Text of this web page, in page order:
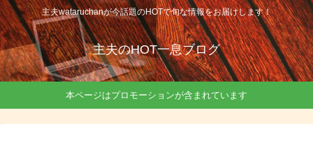
主夫wataruchanが今話題のHOTで旬な情報をお届けします！
主夫のHOT一息ブログ
本ページはプロモーションが含まれています